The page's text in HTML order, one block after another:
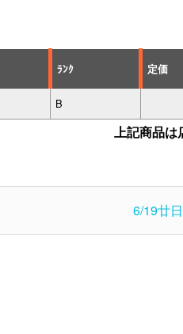
ﾗﾝｸ 定価
B
上記商品は
6/19廿